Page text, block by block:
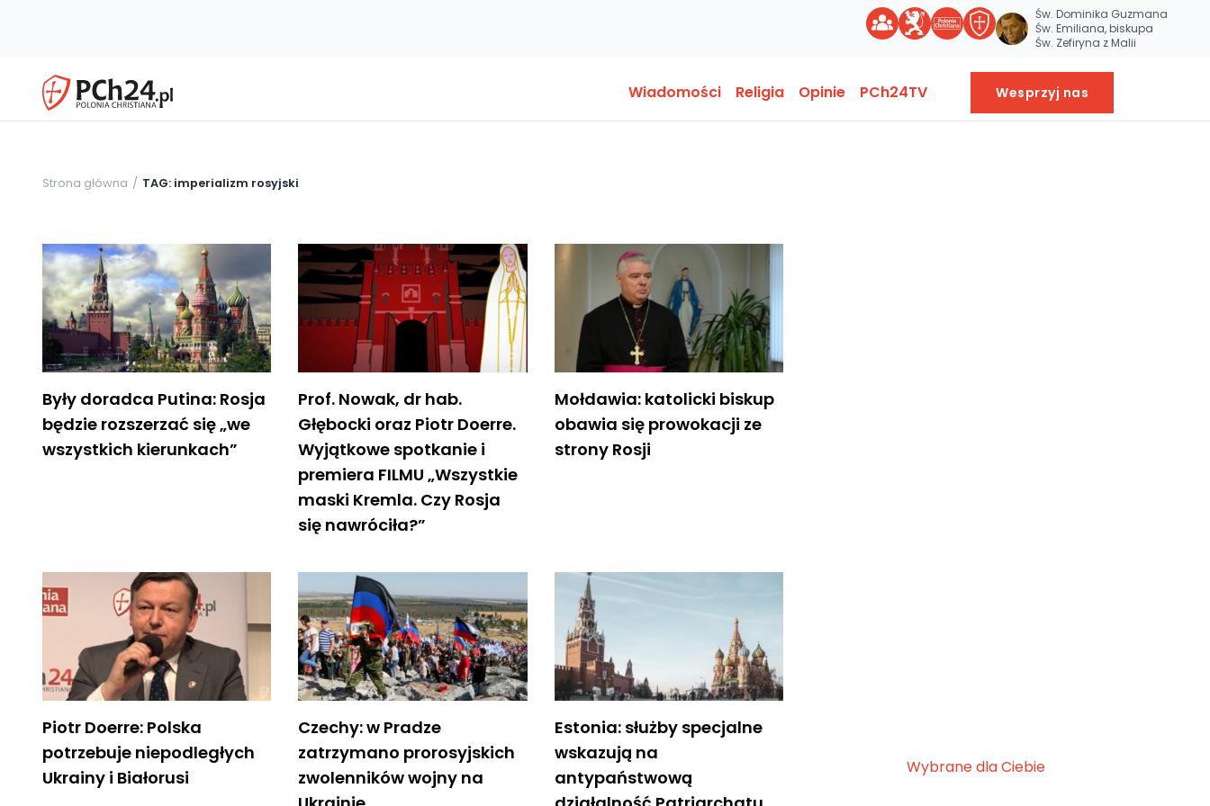
Św. Dominika Guzmana
Św. Emiliana, biskupa
Św. Zefiryna z Malii
Wiadomości Religia Opinie PCh24TV Wesprzyj nas
Strona główna TAG: imperializm rosyjski
Były doradca Putina: Rosja
będzie rozszerzać się „we
wszystkich kierunkach”
Prof. Nowak, dr hab.
Głębocki oraz Piotr Doerre.
Wyjątkowe spotkanie i
premiera FILMU „Wszystkie
maski Kremla. Czy Rosja
się nawróciła?”
Mołdawia: katolicki biskup
obawia się prowokacji ze
strony Rosji
Piotr Doerre: Polska
potrzebuje niepodległych
Ukrainy i Białorusi
Czechy: w Pradze
zatrzymano prorosyjskich
zwolenników wojny na
Estonia: służby specjalne
wskazują na
antypaństwową
Wybrane dla Ciebie